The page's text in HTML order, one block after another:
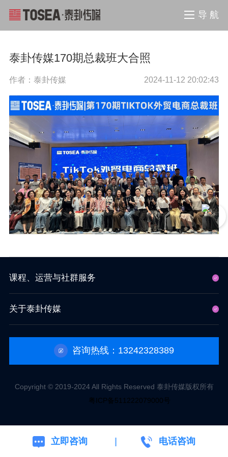
导 航
泰卦传媒170期总裁班大合照
作者：泰卦传媒 2024-11-12 20:02:43
课程、运营与社群服务
关于泰卦传媒
咨询热线：13242328389
Copyright © 2019-2024 All Rights Reserved 泰卦传媒版权所有
粤ICP备511222079000号
立即咨询 电话咨询